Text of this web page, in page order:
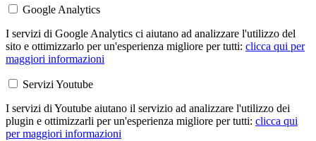
Google Analytics
I servizi di Google Analytics ci aiutano ad analizzare l'utilizzo del
sito e ottimizzarlo per un'esperienza migliore per tutti: clicca qui per
maggiori informazioni
Servizi Youtube
I servizi di Youtube aiutano il servizio ad analizzare l'utilizzo dei
plugin e ottimizzarli per un'esperienza migliore per tutti: clicca qui
per maggiori informazioni